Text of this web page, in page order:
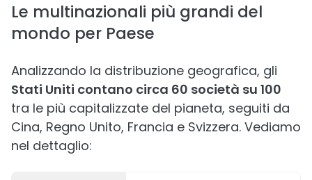
Le multinazionali più grandi del
mondo per Paese
Analizzando la distribuzione geografica, gli
Stati Uniti contano circa 60 società su 100
tra le più capitalizzate del pianeta, seguiti da
Cina, Regno Unito, Francia e Svizzera. Vediamo
nel dettaglio: